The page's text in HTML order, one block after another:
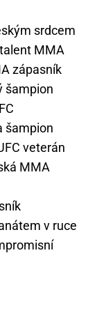
srdcem
MMA
zápasník
šampion
šampion
veterán
MMA
v ruce